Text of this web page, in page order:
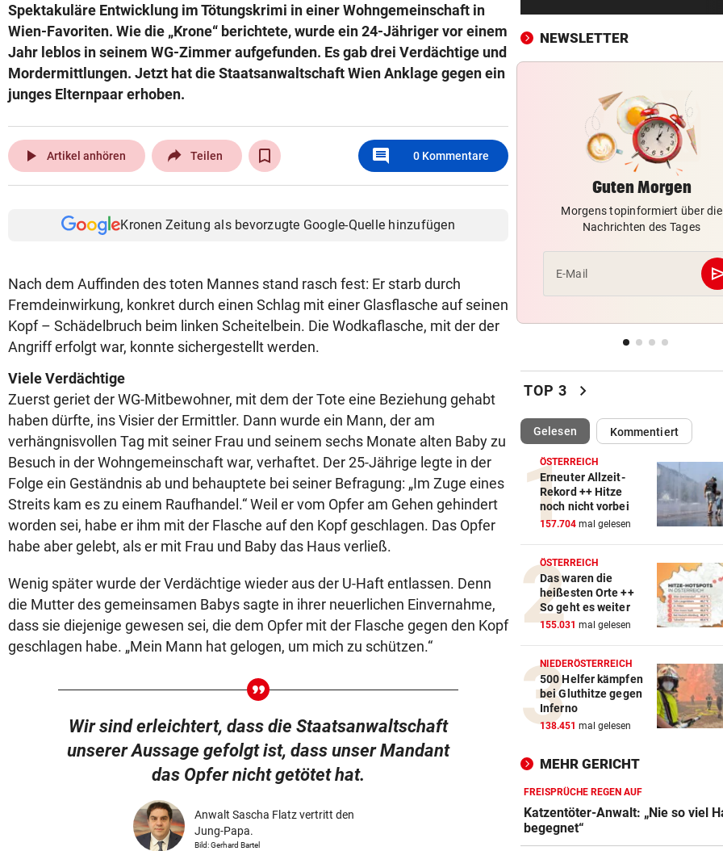
Spektakuläre Entwicklung im Tötungskrimi in einer Wohngemeinschaft in
Wien-Favoriten. Wie die „Krone“ berichtete, wurde ein 24-Jähriger vor einem
Jahr leblos in seinem WG-Zimmer aufgefunden. Es gab drei Verdächtige und
Mordermittlungen. Jetzt hat die Staatsanwaltschaft Wien Anklage gegen ein
junges Elternpaar erhoben.
play_arrow Artikel anhören Teilen comment 0 Kommentare
Kronen Zeitung als bevorzugte Google-Quelle hinzufügen
Nach dem Auffinden des toten Mannes stand rasch fest: Er starb durch
Fremdeinwirkung, konkret durch einen Schlag mit einer Glasflasche auf seinen
Kopf – Schädelbruch beim linken Scheitelbein. Die Wodkaflasche, mit der der
Angriff erfolgt war, konnte sichergestellt werden.
Viele Verdächtige
Zuerst geriet der WG-Mitbewohner, mit dem der Tote eine Beziehung gehabt
haben dürfte, ins Visier der Ermittler. Dann wurde ein Mann, der am
verhängnisvollen Tag mit seiner Frau und seinem sechs Monate alten Baby zu
Besuch in der Wohngemeinschaft war, verhaftet. Der 25-Jährige legte in der
Folge ein Geständnis ab und behauptete bei seiner Befragung: „Im Zuge eines
Streits kam es zu einem Raufhandel.“ Weil er vom Opfer am Gehen gehindert
worden sei, habe er ihm mit der Flasche auf den Kopf geschlagen. Das Opfer
habe aber gelebt, als er mit Frau und Baby das Haus verließ.
Wenig später wurde der Verdächtige wieder aus der U-Haft entlassen. Denn
die Mutter des gemeinsamen Babys sagte in ihrer neuerlichen Einvernahme,
dass sie diejenige gewesen sei, die dem Opfer mit der Flasche gegen den Kopf
geschlagen habe. „Mein Mann hat gelogen, um mich zu schützen.“
Wir sind erleichtert, dass die Staatsanwaltschaft
unserer Aussage gefolgt ist, dass unser Mandant
das Opfer nicht getötet hat.
Anwalt Sascha Flatz vertritt den
Jung-Papa.
Bild: Gerhard Bartel
Gegner wohl fix!
STRENGES KONZEPT
Neustifter Kirtag: So soll
„KRONE“-KOMMENTAR
So treiben sie Republik und
blaue Hände
BUNDESLIGA IM TICKER vor
SCR Altach gegen WSG Tirol
19.30 Uhr LIVE
„KRONE“ VOR ORT vor
Polizeianhaltezentrum:
Andrea Berg live
ELTERN SCHLUGEN ALARM
Lottogewinner schickte
Bilder an Teenager
OKTOBERFEST 2026 vor
Leni Klum präsentiert eigene
Dirndl-Kollektion
„KRONE“-KOMMENTAR vor
Ein Sieg des Antisemitismus
AUF BURG TAGGENBRUNN vor
„Totale Eskalation“ mit
Star Sascha Huber
WETTLAUF IN EUROPA vor
Wann kommen die
nach Österreich?
MEGA-PROJEKT WACKELT
„Im Ausland rollen sie uns
roten Teppich aus“
LIVE IN DER METASTADT vor
NEWSLETTER
Guten Morgen
Morgens topinformiert über die
Nachrichten des Tages
E-Mail
TOP 3 chevron_right
Gelesen(ausgewählt)Kommentiert
ÖSTERREICH
Erneuter Allzeit-
Rekord ++ Hitze
noch nicht vorbei
157.704 mal gelesen
ÖSTERREICH
Das waren die
heißesten Orte ++
So geht es weiter
155.031 mal gelesen
NIEDERÖSTERREICH
500 Helfer kämpfen
bei Gluthitze gegen
Inferno
138.451 mal gelesen
MEHR GERICHT
FREISPRÜCHE REGEN AUF
Katzentöter-Anwalt: „Nie so viel
begegnet“